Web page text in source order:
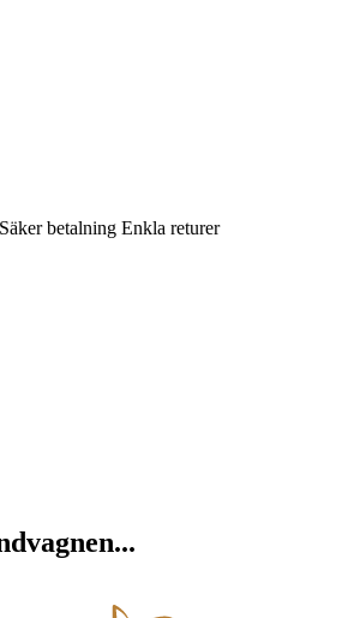
Säker betalning Enkla returer